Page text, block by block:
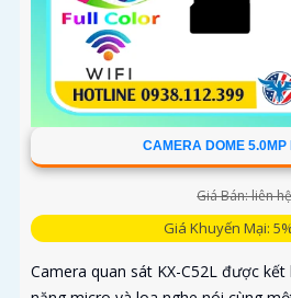
CAMERA DOME 5.0MP
Giá Bán: liên
Giá Khuyến Mại:
Camera quan sát KX-C52L được